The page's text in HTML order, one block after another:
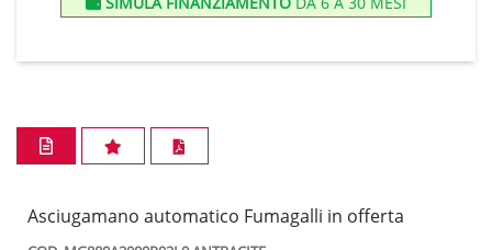
Asciugamano automatico Fumagalli in offerta